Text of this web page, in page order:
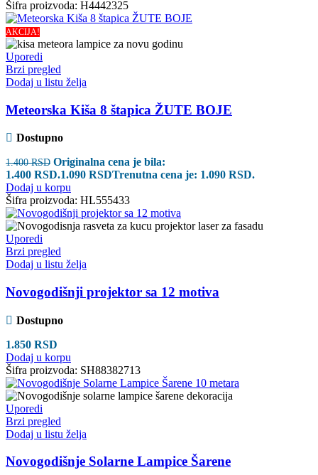
Šifra proizvoda: H4442325
AKCIJA!
Uporedi
Brzi pregled
Dodaj u listu želja
Meteorska Kiša 8 štapica ŽUTE BOJE
Dostupno
1.400RSD Originalna cena je bila:
1.400 RSD.1.090 RSDTrenutna cena je: 1.090 RSD.
Dodaj u korpu
Šifra proizvoda: HL555433
Uporedi
Brzi pregled
Dodaj u listu želja
Novogodišnji projektor sa 12 motiva
Dostupno
1.850 RSD
Dodaj u korpu
Šifra proizvoda: SH88382713
Uporedi
Brzi pregled
Dodaj u listu želja
Novogodišnje Solarne Lampice Šarene